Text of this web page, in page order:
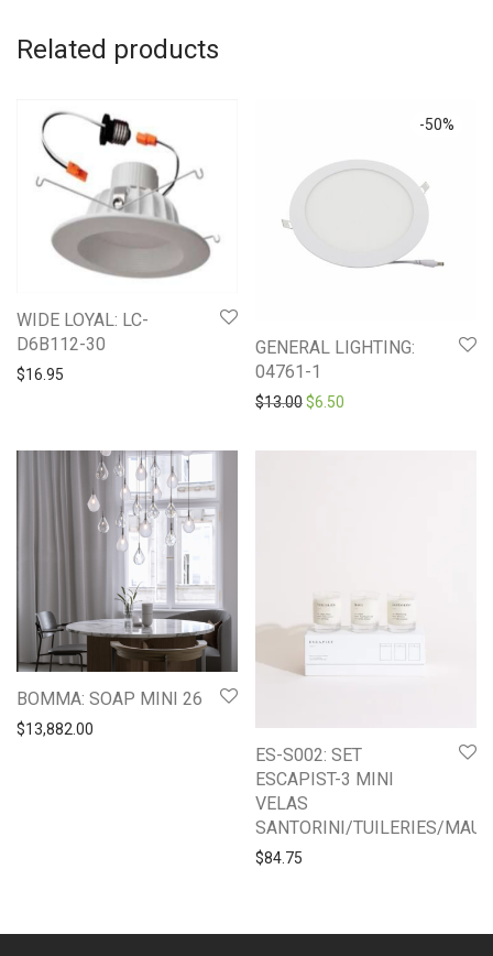
Related products
WIDE LOYAL: LC-
D6B112-30
$16.95
-50%
GENERAL LIGHTING:
04761-1
$13.00Original price was: $13.00.
$6.50
BOMMA: SOAP MINI 26
$13,882.00
ES-S002: SET
ESCAPIST-3 MINI
VELAS
SANTORINI/TUILERIES/MAUI
$84.75